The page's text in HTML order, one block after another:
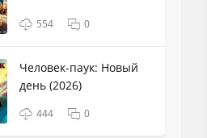
554 0
Человек-паук: Новый
день (2026)
444 0